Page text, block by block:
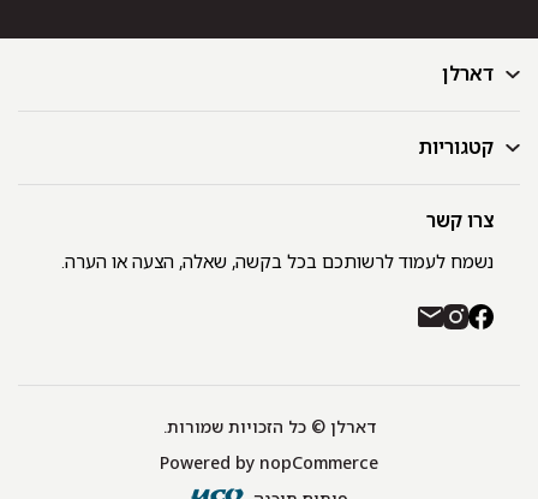
דארלן
דף הבית
GIFT CARD
רשימת חנויות
משלוחים והחזרות
קטגוריות
מצעים
מגבות
כיסויי מיטה
צרו קשר
נשמח לעמוד לרשותכם בכל בקשה, שאלה, הצעה או הערה.
דארלן © כל הזכויות שמורות.
Powered by nopCommerce